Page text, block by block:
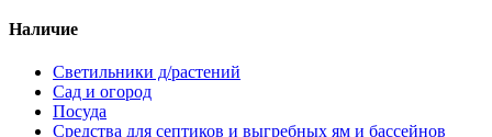
Наличие
Светильники д/растений
Сад и огород
Посуда
Средства для септиков и выгребных ям и бассейнов